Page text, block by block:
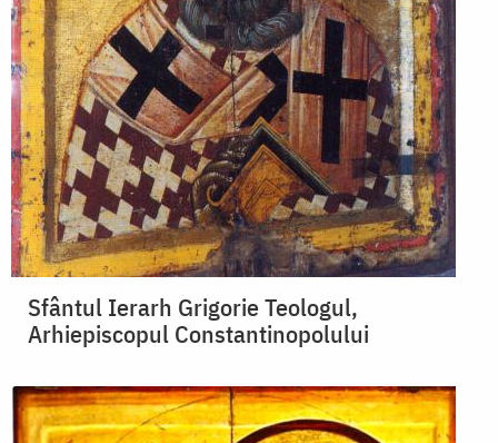
Sfântul Ierarh Grigorie Teologul,
Arhiepiscopul Constantinopolului